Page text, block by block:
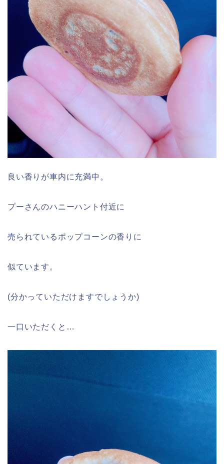
良い香りが車内に充満中。
プーさんのハニーハント付近に
売られているポップコーンの香りに
似ています。
(分かっていただけますでしょうか)
一口いただくと…